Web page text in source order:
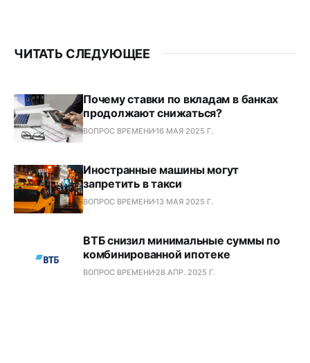
ЧИТАТЬ СЛЕДУЮЩЕЕ
Почему ставки по вкладам в банках
продолжают снижаться?
ВОПРОС ВРЕМЕНИ16 МАЯ 2025 Г.
Иностранные машины могут
запретить в такси
ВОПРОС ВРЕМЕНИ13 МАЯ 2025 Г.
ВТБ снизил минимальные суммы по
комбинированной ипотеке
ВОПРОС ВРЕМЕНИ 28 АПР. 2025 Г.